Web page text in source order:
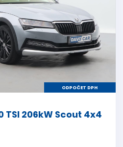
ODPOČET DPH
TSI 206kW Scout 4x4